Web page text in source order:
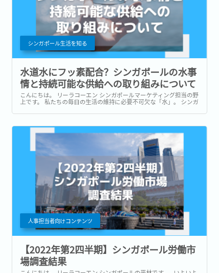
シンガポール生活を知る
水道水にフッ素配合？シンガポールの水事
情と持続可能な供給への取り組みについて
こんにちは。 リーラコーエン シンガポールマーケティング担当の野
上です。 私たちの毎日の生活の維持に必要不可欠な「水」。 シンガ
れている水の量は4億3,000万ガロンだそうです。...
人事担当者向けコンテンツ
【2022年第2四半期】シンガポール労働市
場調査結果